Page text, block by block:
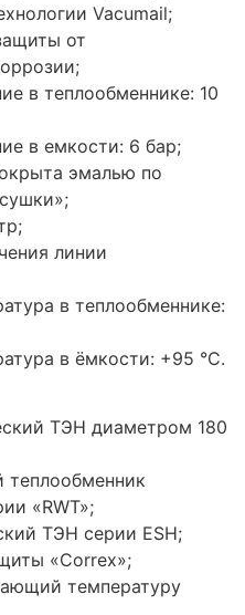
Vacumail;
от
в теплообменнике: 10
в емкости: 6 бар;
эмалью по
линии
в теплообменнике:
в ёмкости: +95 °C.
ТЭН диаметром 180
теплообменник
«RWT»;
ТЭН серии ESH;
«Correx»;
температуру